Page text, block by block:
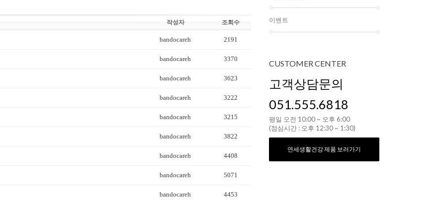
작성자 조회수
bandocareh 2191
bandocareh 3370
bandocareh 3623
bandocareh 3222
bandocareh 3215
bandocareh 3822
bandocareh 4408
bandocareh 5071
bandocareh 4453
이벤트
CUSTOMERCENTER
고객상담문의
051.555.6818
평일 오전 10:00 ~ 오후 6:00
(점심시간 : 오후 12:30 ~ 1:30)
연세생활건강 제품 보러가기